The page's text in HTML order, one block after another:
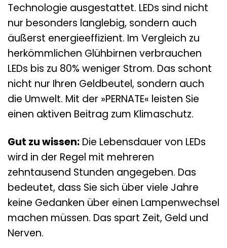
Technologie ausgestattet. LEDs sind nicht
nur besonders langlebig, sondern auch
äußerst energieeffizient. Im Vergleich zu
herkömmlichen Glühbirnen verbrauchen
LEDs bis zu 80% weniger Strom. Das schont
nicht nur Ihren Geldbeutel, sondern auch
die Umwelt. Mit der »PERNATE« leisten Sie
einen aktiven Beitrag zum Klimaschutz.
Gut zu wissen: Die Lebensdauer von LEDs
wird in der Regel mit mehreren
zehntausend Stunden angegeben. Das
bedeutet, dass Sie sich über viele Jahre
keine Gedanken über einen Lampenwechsel
machen müssen. Das spart Zeit, Geld und
Nerven.